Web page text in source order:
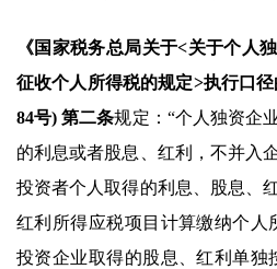
《国家税务总局关于<关于个人
征收个人所得税的规定>执行口径
84号) 第二条规定：“个人独资企
的利息或者股息、红利，不并入
投资者个人取得的利息、股息、
红利所得应税项目计算缴纳个人
投资企业取得的股息、红利单独